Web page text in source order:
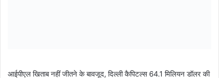
आईपीएल खिताब नहीं जीतने के बावजूद, दिल्ली कैपिटल्स 64.1 मिलियन डॉलर की